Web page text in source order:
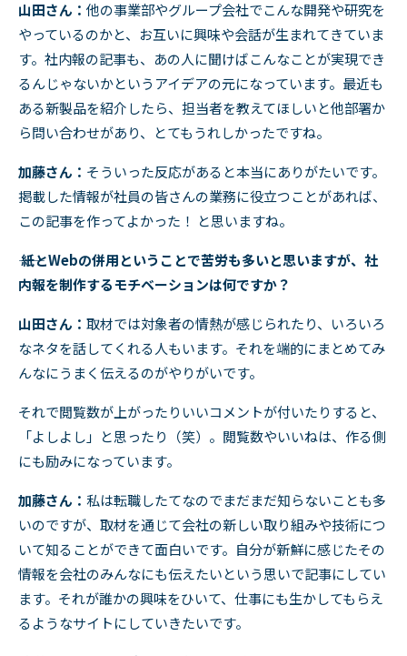
山田さん： 他の事業部やグループ会社でこんな開発や研究を
やっているのかと、お互いに興味や会話が生まれてきていま
す。社内報の記事も、あの人に聞けばこんなことが実現でき
るんじゃないかというアイデアの元になっています。最近も
ある新製品を紹介したら、担当者を教えてほしいと他部署か
ら問い合わせがあり、とてもうれしかったですね。
加藤さん： そういった反応があると本当にありがたいです。
掲載した情報が社員の皆さんの業務に役立つことがあれば、
この記事を作ってよかった！ と思いますね。
―― 紙とWebの併用ということで苦労も多いと思いますが、社
内報を制作するモチベーションは何ですか？
山田さん： 取材では対象者の情熱が感じられたり、いろいろ
なネタを話してくれる人もいます。それを端的にまとめてみ
んなにうまく伝えるのがやりがいです。
それで閲覧数が上がったりいいコメントが付いたりすると、
「よしよし」と思ったり（笑）。閲覧数やいいねは、作る側
にも励みになっています。
加藤さん： 私は転職したてなのでまだまだ知らないことも多
いのですが、取材を通じて会社の新しい取り組みや技術につ
いて知ることができて面白いです。自分が新鮮に感じたその
情報を会社のみんなにも伝えたいという思いで記事にしてい
ます。それが誰かの興味をひいて、仕事にも生かしてもらえ
るようなサイトにしていきたいです。